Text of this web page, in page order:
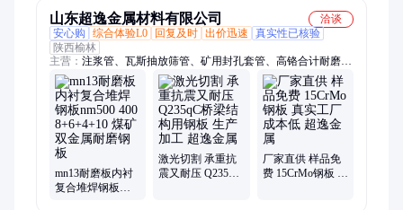
山东超逸金属材料有限公司
洽谈
安心购
综合体验L0 回复及时 出价迅速
真实性已核验
陕西榆林
主营： 注浆管、瓦斯抽放筛管、矿用封孔套管、高铬合计耐磨
板、超前小导管、注浆小导管、108套管、探访止水套管、隧道
管棚管、超前注浆钢管、超前管棚管、加固注浆钢管、矿用止水
套管、高铁注浆管、42注浆钢花小导管、无缝注浆管、108注浆
钢管、矿用套管、止水套管、钢制筛管、瓦斯抽放管
mn13耐磨板内衬
复合堆焊钢板
激光切割 承重抗
震又耐压 Q235qC
厂家直供 样品免
费 15CrMo钢板 真